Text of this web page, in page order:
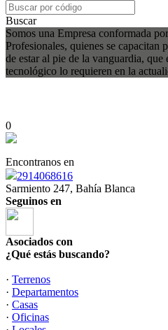
Buscar
Somos una Empresa conformada
Profesionales, quienes se capacitan
de estar al pie de la vanguardia,
tecnológico lo requieren en la
0
Encontranos en
2914068616
Sarmiento 247, Bahía Blanca
Seguinos en
Asociados con
¿Qué estás buscando?
· Terrenos
· Departamentos
· Casas
· Oficinas